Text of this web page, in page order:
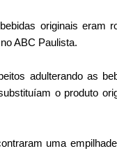
originais eram
ABC Paulista.
adulterando as
o produto
uma